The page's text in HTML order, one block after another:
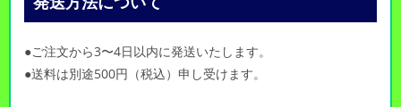
●ご注文から3〜4日以内に発送いたします。
●送料は別途500円（税込）申し受けます。